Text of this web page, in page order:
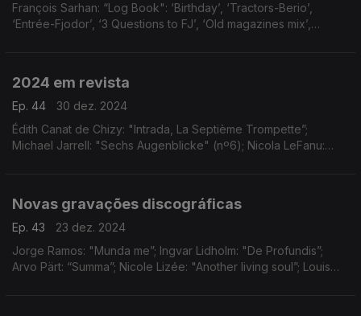
François Sarhan: “Log Book": ‘Birthday’, ‘Tractors-Berio’,
‘Entrée-Fjodor’, ‘3 Questions to FJ’, ‘Old magazines mix’,
2024 em revista
Ep. 44
30 dez. 2024
Édith Canat de Chizy: "Intrada, La Septième Trompette”;
Michael Jarrell: "Sechs Augenblicke" (nº6); Nicola LeFanu:
Novas gravações discográficas
Ep. 43
23 dez. 2024
Jorge Ramos: "Munda me”; Ingvar Lidholm: "De Profundis”;
Arvo Pärt: “Summa”; Nicole Lizée: "Another living soul”; Louis